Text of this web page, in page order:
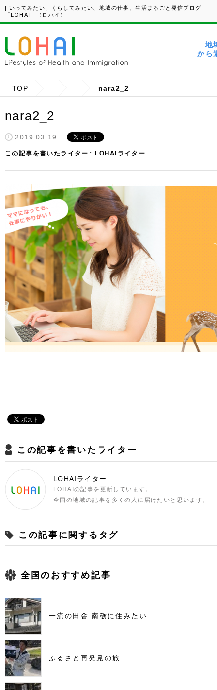
| いってみたい、くらしてみたい、地域の仕事、生活まるごと発信ブログ
「LOHAI」（ロハイ）
地
から
TOP nara2_2
nara2_2
2019.03.19
この記事を書いたライター LOHAIライター
この記事を書いたライター
LOHAIライター
LOHAIの記事を更新しています。
全国の地域の記事を多くの人に届けたいと思います。
この記事に関するタグ
全国のおすすめ記事
一流の田舎 南砺に住みたい
ふるさと再発見の旅